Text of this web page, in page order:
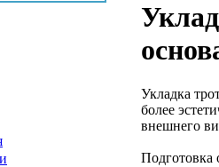
Укладка
более
внешнего
Подготовка